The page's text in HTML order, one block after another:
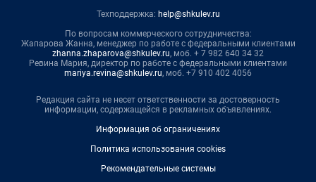
Техподдержка: help@shkulev.ru
По вопросам коммерческого сотрудничества:
Жапарова Жанна, менеджер по работе с федеральными клиентами
zhanna.zhaparova@shkulev.ru, моб. + 7 982 640 34 32
Ревина Мария, директор по работе с федеральными клиентами
mariya.revina@shkulev.ru, моб. +7 910 402 4056
Редакция сайта не несет ответственности за достоверность
информации, содержащейся в рекламных объявлениях.
Информация об ограничениях
Политика использования cookies
Рекомендательные системы